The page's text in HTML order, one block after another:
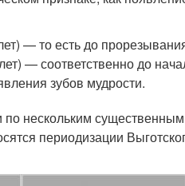
— то есть до
— соответственно до
зубов мудрости.
нескольким
периодизации